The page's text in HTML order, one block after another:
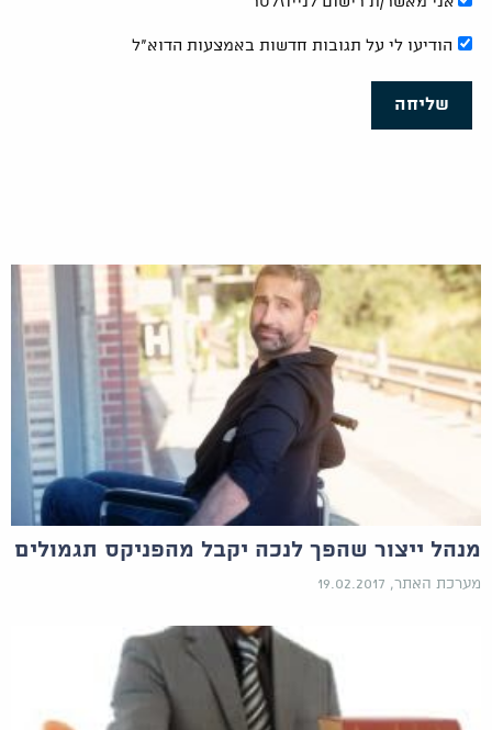
הודיעו לי על תגובות חדשות באמצעות הדוא"ל
שליחה
מנהל ייצור שהפך לנכה יקבל מהפניקס תגמולים
מערכת האתר, 19.02.2017